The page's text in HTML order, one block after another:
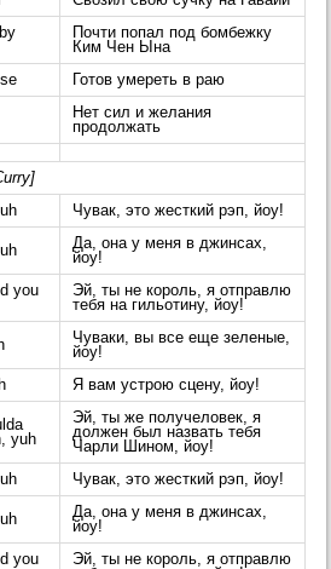
Почти попал под бомбежку
Ким Чен Ына
Готов умереть в раю
Нет сил и желания
продолжать
Чувак, это жесткий рэп, йоу!
Да, она у меня в джинсах,
йоу!
you
Эй, ты не король, я отправлю
тебя на гильотину, йоу!
Чуваки, вы все еще зеленые,
йоу!
Я вам устрою сцену, йоу!
yuh
Эй, ты же получеловек, я
должен был назвать тебя
Чарли Шином, йоу!
Чувак, это жесткий рэп, йоу!
Да, она у меня в джинсах,
йоу!
you
Эй, ты не король, я отправлю